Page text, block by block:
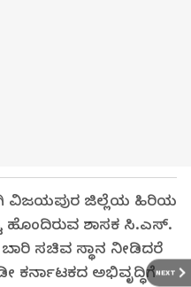
NEXT
ವಿಜಯಪುರ ಜಿಲ್ಲೆಯ ಹಿರಿಯ
ಹೊಂದಿರುವ ಶಾಸಕ ಸಿ.ಎಸ್.
ಸಚಿವ ಸ್ಥಾನ ನೀಡಿದರೆ
ಕರ್ನಾಟಕದ ಅಭಿವೃದ್ಧಿಗೆ